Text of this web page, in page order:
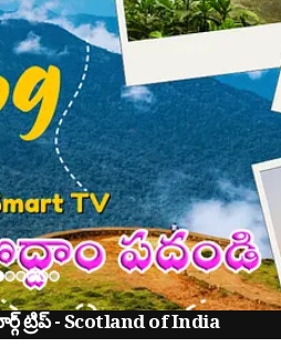
ట్రిప్ - Scotland of India